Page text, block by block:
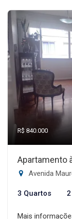
R$ 840.000
Apartamento
Avenida
3 Quartos
Mais